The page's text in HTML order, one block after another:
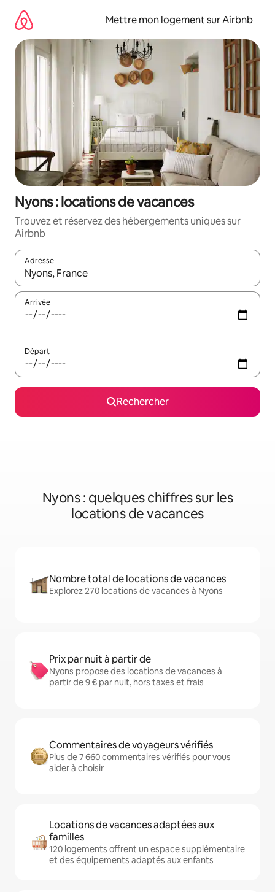
directement
contenu
Mettre mon logement sur Airbnb
Nyons : locations de vacances
Trouvez et réservez des hébergements uniques sur
Airbnb
Adresse
Lorsque les résultats s'affichent, utilisez les flèches vers le
Arrivée
Départ
Rechercher
Nyons : quelques chiffres sur les
locations de vacances
Nombre total de locations de vacances
Explorez 270 locations de vacances à Nyons
Prix par nuit à partir de
Nyons propose des locations de vacances à
partir de 9 € par nuit, hors taxes et frais
Commentaires de voyageurs vérifiés
Plus de 7 660 commentaires vérifiés pour vous
aider à choisir
Locations de vacances adaptées aux
familles
120 logements offrent un espace supplémentaire
et des équipements adaptés aux enfants